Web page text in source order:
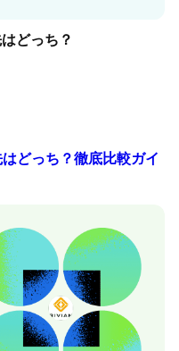
どっち？
どっち？徹底比較ガイ